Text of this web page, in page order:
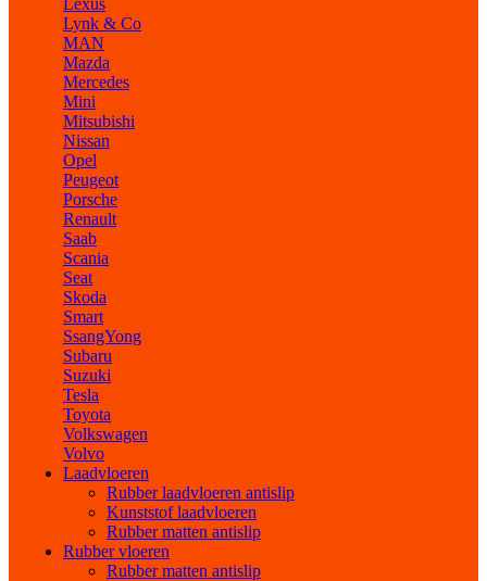
Lexus
Lynk & Co
MAN
Mazda
Mercedes
Mini
Mitsubishi
Nissan
Opel
Peugeot
Porsche
Renault
Saab
Scania
Seat
Skoda
Smart
SsangYong
Subaru
Suzuki
Tesla
Toyota
Volkswagen
Volvo
Laadvloeren
Rubber laadvloeren antislip
Kunststof laadvloeren
Rubber matten antislip
Rubber vloeren
Rubber matten antislip